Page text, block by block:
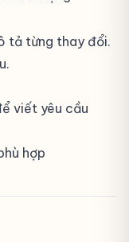
tả từng thay đổi.
viết yêu cầu
hợp